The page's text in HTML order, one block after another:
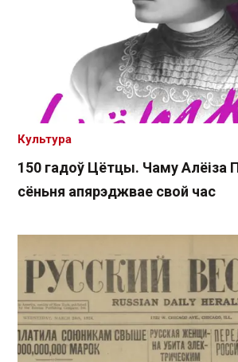
150 гадоў Цётцы. Чаму Алёіза
сёньня апярэджвае свой час
Культура